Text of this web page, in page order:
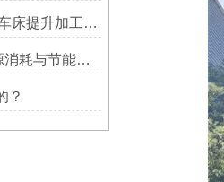
使用CK61100数控车床提升加工精度的方法
GB4250锯床的能源消耗与节能措施
？